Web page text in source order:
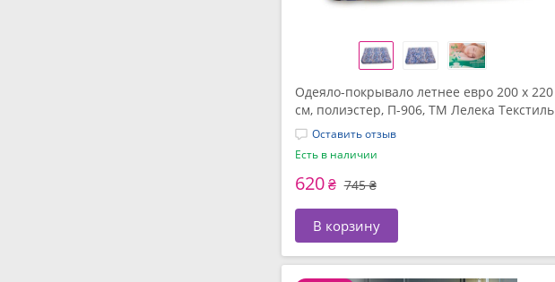
Одеяло-покрывало летнее евро 200 x 220
см, полиэстер, П-906, ТМ Лелека Текстиль
Оставить отзыв
Есть в наличии
620₴ 745 ₴
В корзину